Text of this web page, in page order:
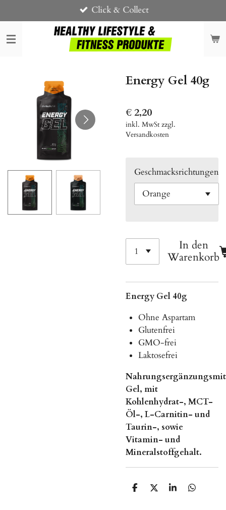
Hauptinhalt
springen
Click & Collect
Energy Gel 40g
€ 2,20
inkl. MwSt zzgl.
Versandkosten
Geschmacksrichtungen
In den
Warenkorb
Energy Gel 40g
Ohne Aspartam
Glutenfrei
GMO-frei
Laktosefrei
Gel, mit
Kohlenhydrat-, MCT-
Öl-, L-Carnitin- und
Taurin-, sowie
Vitamin- und
Mineralstoffgehalt.
T
T
T
T